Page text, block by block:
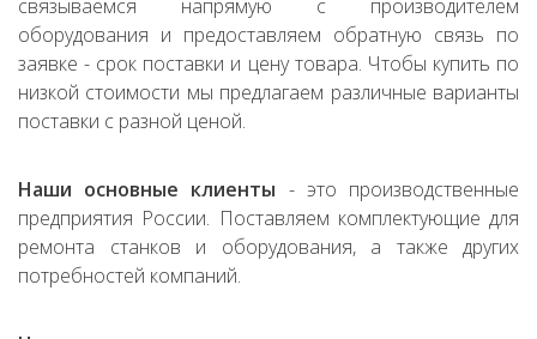
связываемся напрямую с производителем
оборудования и предоставляем обратную связь по
заявке - срок поставки и цену товара. Чтобы купить по
низкой стоимости мы предлагаем различные варианты
поставки с разной ценой.
Наши основные клиенты - это производственные
предприятия России. Поставляем комплектующие для
ремонта станков и оборудования, а также других
потребностей компаний.